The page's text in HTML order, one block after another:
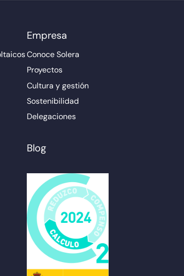
Empresa
Conoce Solera
Proyectos
Cultura y gestión
Sostenibilidad
Delegaciones
Blog